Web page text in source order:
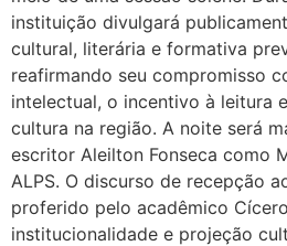
instituição divulgará
cultural, literária e formativa
reafirmando seu compromisso
intelectual, o incentivo à leitura
cultura na região. A noite será
escritor Aleilton Fonseca como
ALPS. O discurso de recepção
proferido pelo acadêmico
institucionalidade e projeção